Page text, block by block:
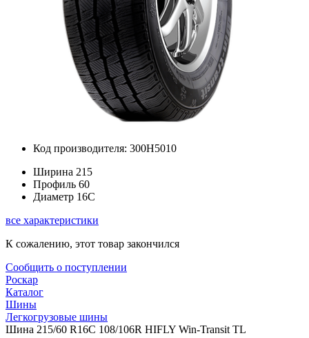
Код производителя: 300H5010
Ширина 215
Профиль 60
Диаметр 16C
все характеристики
К сожалению, этот товар закончился
Сообщить о поступлении
Роскар
Каталог
Шины
Легкогрузовые шины
Шина 215/60 R16C 108/106R HIFLY Win-Transit TL